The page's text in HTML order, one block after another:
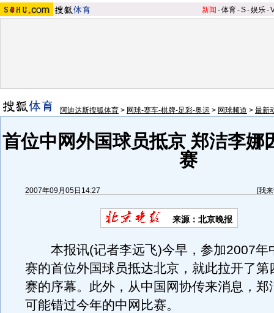
新闻 -体育-S-娱乐-
阿迪达斯搜狐体育 > 网球-赛车-棋牌-足彩-奥运 > 网球频道 > 最新
首位中网外国球员抵京 郑洁李娜
赛
2007年09月05日14:27 [我
来源：北京晚报
本报讯(记者李远飞)今早，参加2007年
赛的首位外国球员抵达北京，就此拉开了第
赛的序幕。此外，从中国网协传来消息，郑
可能错过今年的中网比赛。